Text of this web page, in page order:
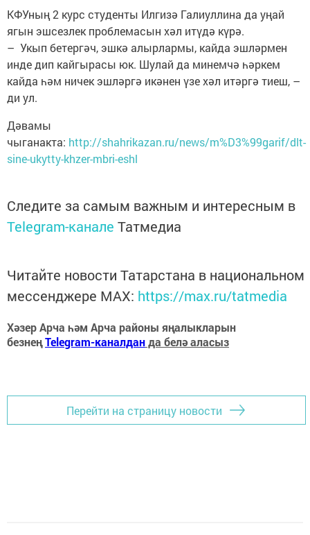
КФУның 2 курс студенты Илгизә Галиуллина да уңай
ягын эшсезлек проблемасын хәл итүдә күрә.
– Укып бетергәч, эшкә алырлармы, кайда эшләрмен
инде дип кайгырасы юк. Шулай да минемчә һәркем
кайда һәм ничек эшләргә икәнен үзе хәл итәргә тиеш, –
ди ул.
Дәвамы
чыганакта: http://shahrikazan.ru/news/m%D3%99garif/dlt-
sine-ukytty-khzer-mbri-eshl
Следите за самым важным и интересным в
Telegram-канале Татмедиа
Читайте новости Татарстана в национальном
мессенджере MАХ: https://max.ru/tatmedia
Хәзер Арча һәм Арча районы яңалыкларын
безнеңTelegram-каналданда белә аласыз
Перейти на страницу новости